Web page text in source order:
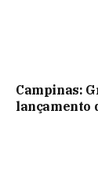
Campinas:
lançamento